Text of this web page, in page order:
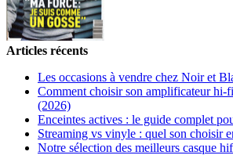
Articles récents
Les occasions à vendre chez Noir et
Comment choisir son amplificateur hi-
(2026)
Enceintes actives : le guide complet
Streaming vs vinyle : quel son choisir
Notre sélection des meilleurs casque